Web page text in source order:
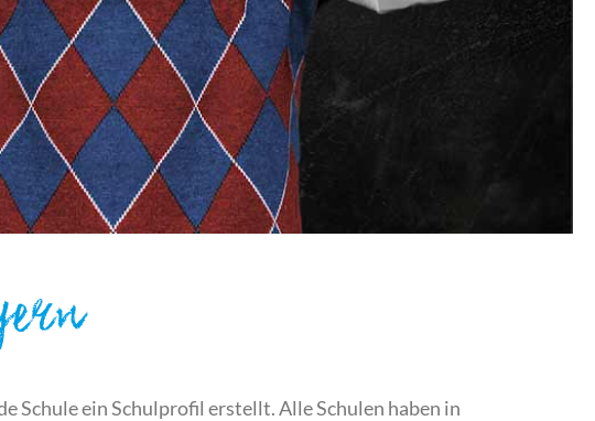
Schule ein Schulprofil erstellt. Alle Schulen haben in